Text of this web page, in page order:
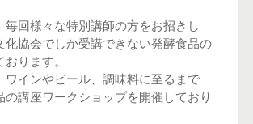
毎回様々な特別講師の方をお招きし
化協会でしか受講できない発酵食品の
ります。
ワインやビール、調味料に至るまで
の講座ワークショップを開催しており